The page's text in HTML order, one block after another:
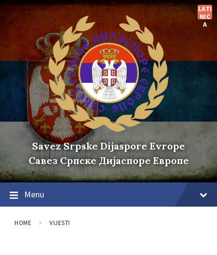
Skip
to
content
Skip
to
main
navigation
Skip
to
footer
LATI
NIC
A
Savez Srpske Dijaspore Evrope
Савез Српске Дијаспоре Европе
Menu
HOME VIJESTI